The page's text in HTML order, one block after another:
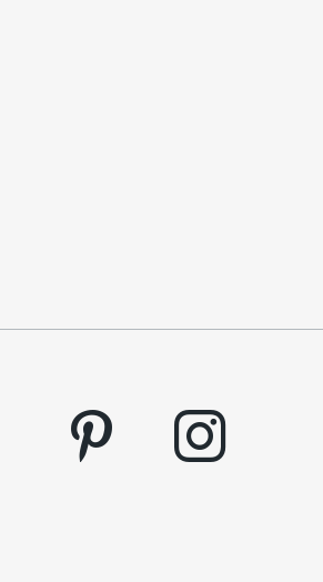
pinterest instagram